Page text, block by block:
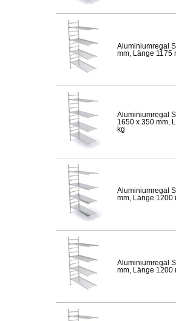
Aluminiumregal
mm, Länge 1175
Aluminiumregal
1650 x 350 mm,
kg
Aluminiumregal
mm, Länge 1200
Aluminiumregal
mm, Länge 1200